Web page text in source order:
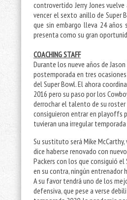
controvertido Jerry Jones
vencer el sexto anillo de Super
que sin embargo lleva 24 años
presenta como su gran
COACHING STAFF
Durante los nueve años de
postemporada en tres
del Super Bowl. El ahora
2016 pero su paso por los
derrochar el talento de su
consiguieron entrar en playoffs
tuvieran una irregular
Su sustituto será Mike
dice haberse renovado con
Packers con los que consiguió
en su contra, ningún entrenador
A su favor tendrá uno de los
defensiva, que pese a verse